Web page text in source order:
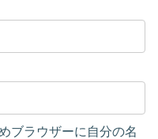
ブラウザーに自分の名